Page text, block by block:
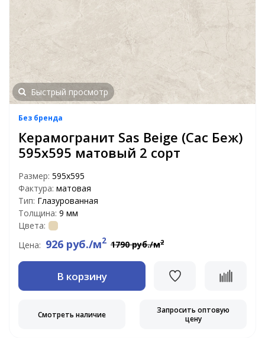
Быстрый просмотр
Без бренда
Керамогранит Sas Beige (Сас Беж)
595х595 матовый 2 сорт
Размер: 595x595
Фактура: матовая
Тип: Глазурованная
Толщина: 9 мм
Цвета:
Цена: 926 руб./м2 1790 руб./м2
В корзину
Смотреть наличие
Запросить оптовую
цену